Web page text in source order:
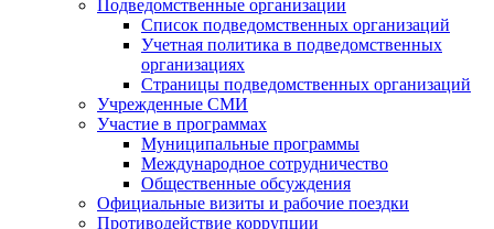
Подведомственные организации
Список подведомственных организаций
Учетная политика в подведомственных
организациях
Страницы подведомственных организаций
Учрежденные СМИ
Участие в программах
Муниципальные программы
Международное сотрудничество
Общественные обсуждения
Официальные визиты и рабочие поездки
Противодействие коррупции